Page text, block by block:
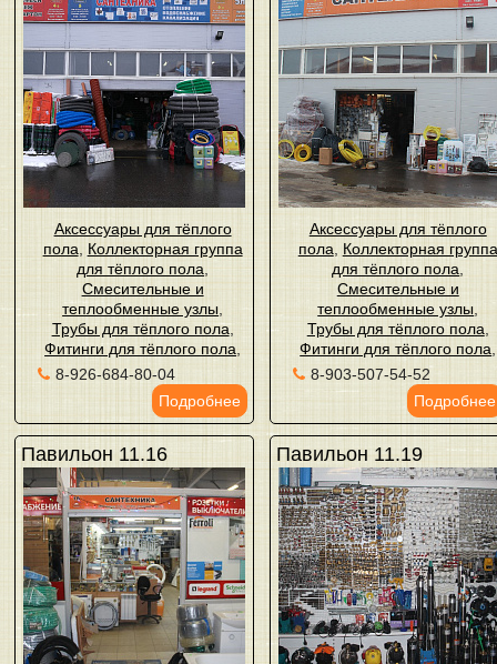
Аксессуары для тёплого
пола
Коллекторная группа
для тёплого пола
Смесительные и
теплообменные узлы
Трубы для тёплого пола
Фитинги для тёплого пола
8-926-684-80-04
Подробнее
Аксессуары для тёплого
пола
Коллекторная группа
для тёплого пола
Смесительные и
теплообменные узлы
Трубы для тёплого пола
Фитинги для тёплого пола
8-903-507-54-52
Подробнее
Павильон 11.16 Павильон 11.19